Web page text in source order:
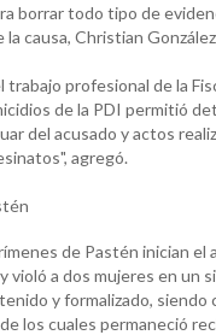
borrar todo tipo de
la causa, Christian
trabajo profesional de la
de la PDI permitió
del acusado y actos
agregó.
de Pastén inician el
violó a dos mujeres en un
y formalizado, siendo
los cuales permaneció